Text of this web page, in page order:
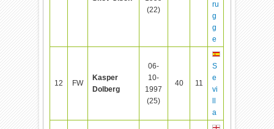
(22)
ru
g
g
e
12 FW
Kasper
Dolberg
06-
10-
1997
(25)
40 11
S
e
vi
ll
a